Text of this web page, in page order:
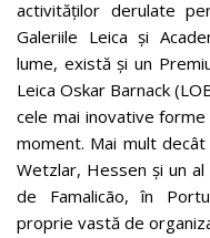
activităților derulate
Galeriile Leica și
lume, există și un
Leica Oskar Barnack
cele mai inovative
moment. Mai mult decât
Wetzlar, Hessen și un
de Famalicão, în
proprie vastă de